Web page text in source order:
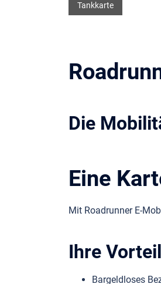
Tankkarte
Die
Eine
Mit Roadrunner E-
Ihre
Bargeldloses